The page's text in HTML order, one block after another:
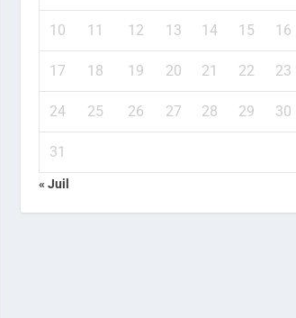
10 11 12 13 14 15 16
17 18 19 20 21 22 23
24 25 26 27 28 29 30
31
« Juil